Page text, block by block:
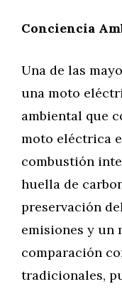
Conciencia
Una de las
una moto
ambiental que
moto eléctrica
combustión
huella de
preservación
emisiones y un
comparación
tradicionales,